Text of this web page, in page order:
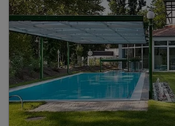
inkl. Bereitstellung unserer